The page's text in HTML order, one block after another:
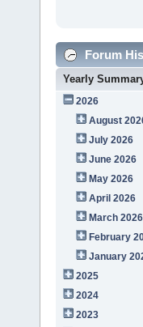
Forum
Yearly
2026
August
July 2026
June 2026
May 2026
April 2026
March 2026
February
January
2025
2024
2023